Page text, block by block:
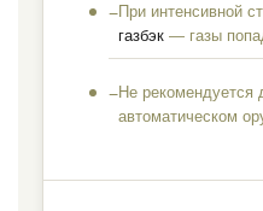
−При интенсивной
газбэк — газы
−Не рекомендуется
автоматическом